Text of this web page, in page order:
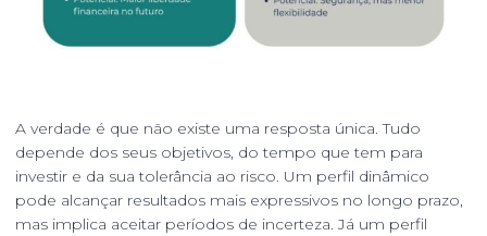
A verdade é que não existe uma resposta única. Tudo
depende dos seus objetivos, do tempo que tem para
investir e da sua tolerância ao risco. Um perfil dinâmico
pode alcançar resultados mais expressivos no longo prazo,
mas implica aceitar períodos de incerteza. Já um perfil